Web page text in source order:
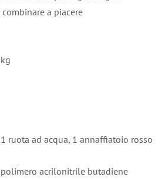
a piacere
ruota ad acqua, 1 annaffiatoio rosso
acrilonitrile butadiene